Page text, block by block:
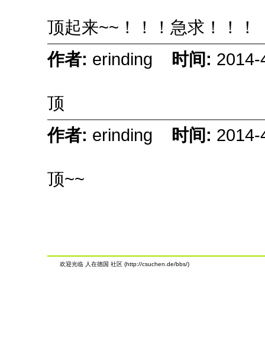
顶起来~~！！！急求！！！
作者: erinding 时间: 2014-
顶
作者: erinding 时间: 2014-
顶~~
欢迎光临 人在德国 社区 (http://csuchen.de/bbs/)